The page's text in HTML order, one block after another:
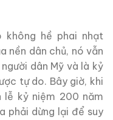
không hề phai nhạt
nền dân chủ, nó vẫn
dân Mỹ và là kỷ
tự do. Bây giờ, khi
lễ kỷ niệm 200 năm
phải dừng lại để suy